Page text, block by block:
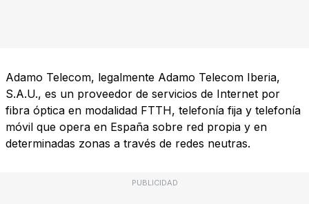
Adamo Telecom, legalmente Adamo Telecom Iberia,
S.A.U., es un proveedor de servicios de Internet por
fibra óptica en modalidad FTTH, telefonía fija y telefonía
móvil que opera en España sobre red propia y en
determinadas zonas a través de redes neutras.
PUBLICIDAD